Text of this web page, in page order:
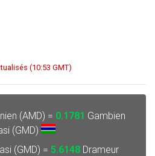
(10:53 GMT)
(AMD) = 0.1781 Gambien
(GMD)
(GMD) = 5.6148 Drameur